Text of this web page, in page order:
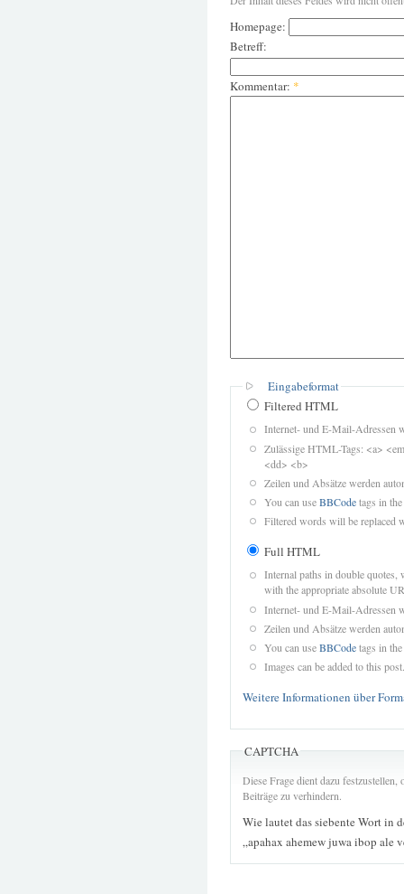
Homepage:
Betreff:
Kommentar: *
Eingabeformat
Filtered HTML
Internet- und E-Mail-Adressen
Zulässige HTML-Tags: <a>
<dd> <b>
Zeilen und Absätze werden
You can useBBCodetags in
Filtered words will be replaced
Full HTML
Internal paths in double quotes,
with the appropriate absolute
Internet- und E-Mail-Adressen
Zeilen und Absätze werden
You can useBBCodetags in
Images can be added to this post.
Weitere Informationen über
CAPTCHA
Diese Frage dient dazu
Beiträge zu verhindern.
Wie lautet das siebente Wort in
„apahax ahemew juwa ibop ale